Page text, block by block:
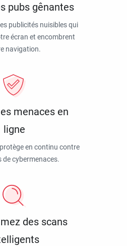
pubs gênantes
publicités nuisibles qui
écran et encombrent
navigation.
menaces en
ligne
en continu contre
de cybermenaces.
des scans